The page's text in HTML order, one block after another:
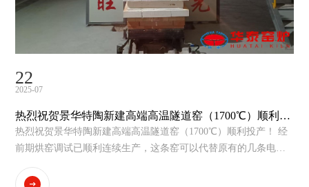
22
2025-07
热烈祝贺景华特陶新建高端高温隧道窑（1700℃）顺利投
产！
热烈祝贺景华特陶新建高端高温隧道窑（1700℃）顺利投产！ 经
前期烘窑调试已顺利连续生产，这条窑可以代替原有的几条电烧
窑炉在该行业的又一新作，该技术一直保持行业绝对的领先水